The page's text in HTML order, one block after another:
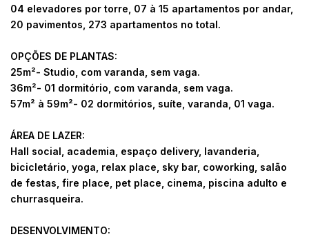
04 elevadores por torre, 07 à 15 apartamentos por andar,
20 pavimentos, 273 apartamentos no total.
OPÇÕES DE PLANTAS:
25m²- Studio, com varanda, sem vaga.
36m²- 01 dormitório, com varanda, sem vaga.
57m² à 59m²- 02 dormitórios, suíte, varanda, 01 vaga.
ÁREA DE LAZER:
Hall social, academia, espaço delivery, lavanderia,
bicicletário, yoga, relax place, sky bar, coworking, salão
de festas, fire place, pet place, cinema, piscina adulto e
churrasqueira.
DESENVOLVIMENTO: